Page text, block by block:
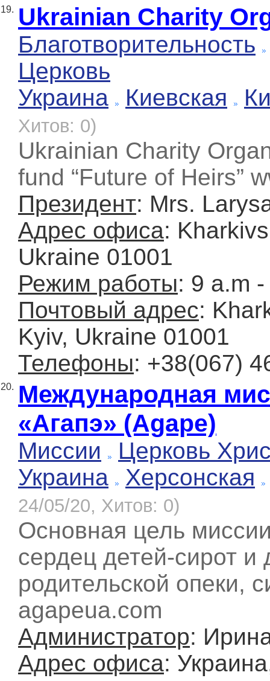
19. Ukrainian Charity
Благотворительность
Церковь
Украина
Киевская
Хитов: 0)
Ukrainian Charity
fund “Future of Heirs”
Президент: Mrs.
Адрес офиса:
Ukraine 01001
Режим работы: 9 a.m
Почтовый адрес:
Kyiv, Ukraine 01001
Телефоны: +38(067)
20. Международная
«Агапэ» (Agape)
Миссии
Церковь
Украина
Херсонская
24/05/20, Хитов: 0)
Основная цель
сердец детей-сирот
родительской опеки,
agapeua.com
Администратор:
Адрес офиса: